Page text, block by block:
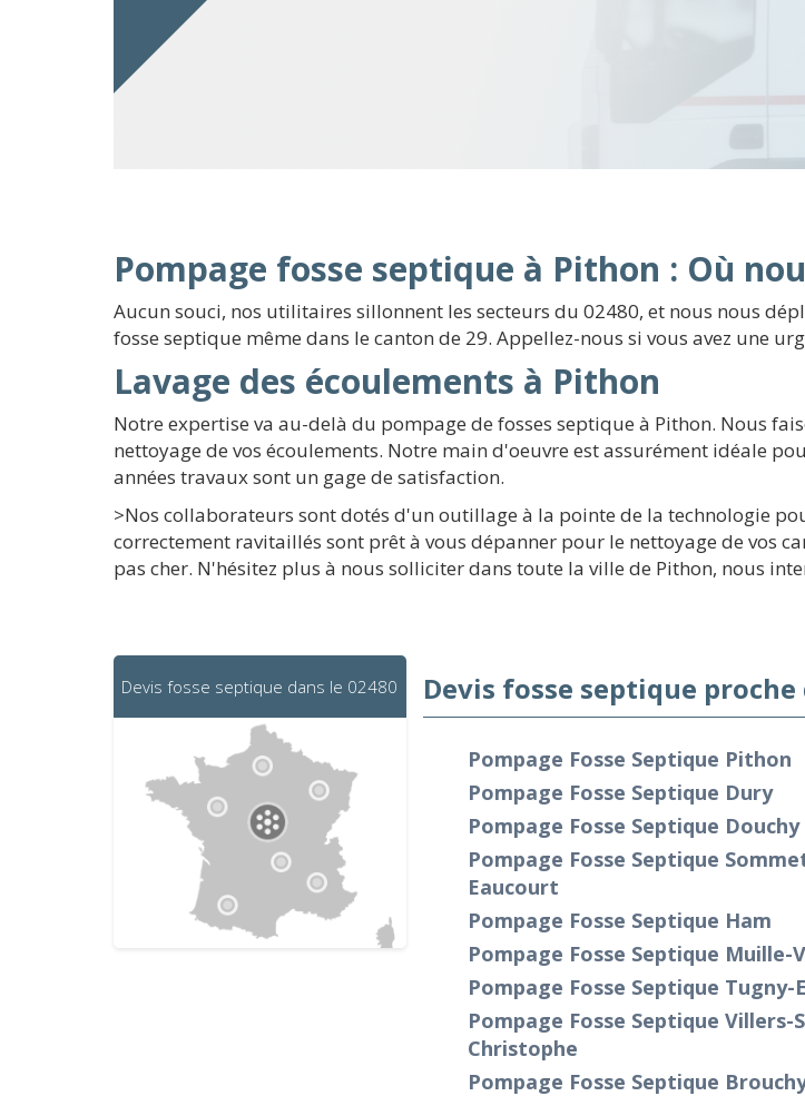
Pompage fosse septique à Pithon : Où
Aucun souci, nos utilitaires sillonnent les secteurs du 02480, et nous nous
fosse septique même dans le canton de 29. Appellez-nous si vous avez une
Lavage des écoulements à Pithon
Notre expertise va au-delà du pompage de fosses septique à Pithon. Nous
nettoyage de vos écoulements. Notre main d'oeuvre est assurément idéale
années travaux sont un gage de satisfaction.
>Nos collaborateurs sont dotés d'un outillage à la pointe de la technologie
correctement ravitaillés sont prêt à vous dépanner pour le nettoyage de vos
pas cher. N'hésitez plus à nous solliciter dans toute la ville de Pithon, nous
Devis fosse septique dans le 02480 Devis fosse septique
Pompage Fosse Septique Pithon
Pompage Fosse Septique Dury
Pompage Fosse Septique Douchy
Pompage Fosse Septique
Eaucourt
Pompage Fosse Septique Ham
Pompage Fosse Septique
Pompage Fosse Septique
Pompage Fosse Septique Villers-
Christophe
Pompage Fosse Septique